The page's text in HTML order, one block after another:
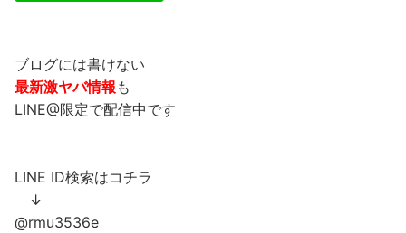
ブログには書けない
最新激ヤバ情報 も
LINE@限定で配信中です
LINE ID検索はコチラ
↓
@rmu3536e